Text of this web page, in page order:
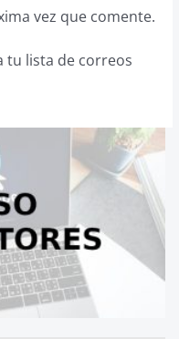
vez que comente.
tu lista de correos